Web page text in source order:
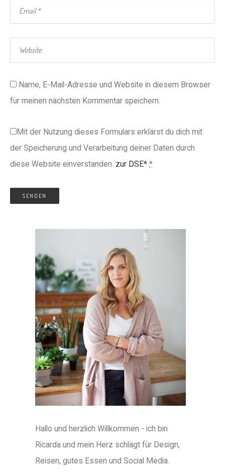
Name, E-Mail-Adresse und Website in diesem Browser
für meinen nächsten Kommentar speichern.
Mit der Nutzung dieses Formulars erklärst du dich mit
der Speicherung und Verarbeitung deiner Daten durch
diese Website einverstanden. zur DSE* *
Hallo und herzlich Willkommen - ich bin
Ricarda und mein Herz schlägt für Design,
Reisen, gutes Essen und Social Media.